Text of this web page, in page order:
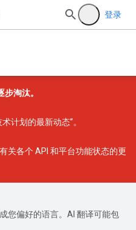
登录
淘汰。
计划的最新动态”。
关各个 API 和平台功能状态的更
您偏好的语言。AI 翻译可能包